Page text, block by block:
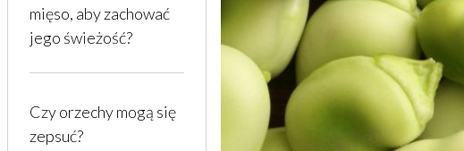
mięso, aby zachować
jego świeżość?
Czy orzechy mogą się
zepsuć?